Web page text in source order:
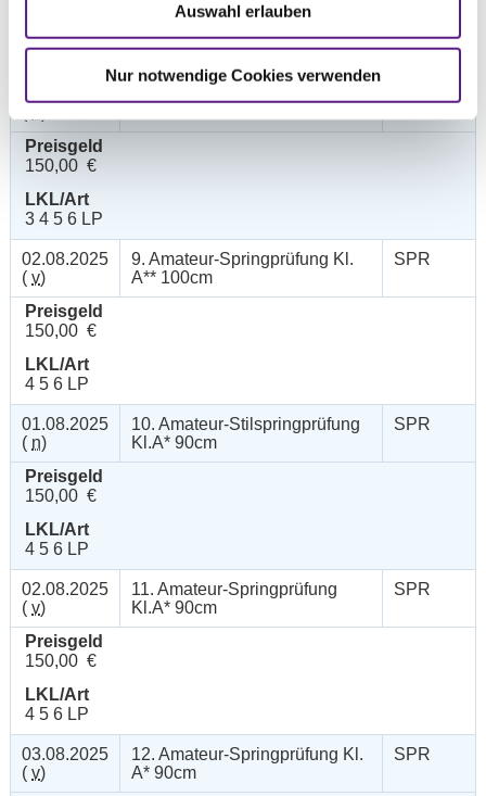
Auswahl erlauben
Nur notwendige Cookies verwenden
LKL/Art
4 5 6 LP
Preisgeld
150,00 €
LKL/Art
3 4 5 6 LP
02.08.2025
( v)
9. Amateur-Springprüfung Kl.
A** 100cm
SPR
Preisgeld
150,00 €
LKL/Art
4 5 6 LP
01.08.2025
( n)
10. Amateur-Stilspringprüfung
Kl.A* 90cm
SPR
Preisgeld
150,00 €
LKL/Art
4 5 6 LP
02.08.2025
( v)
11. Amateur-Springprüfung
Kl.A* 90cm
SPR
Preisgeld
150,00 €
LKL/Art
4 5 6 LP
03.08.2025
( v)
12. Amateur-Springprüfung Kl.
A* 90cm
SPR